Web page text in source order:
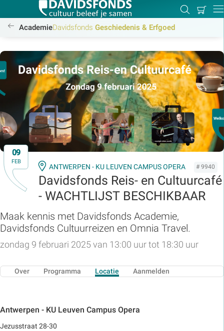
Zoeken
Mijn
/academie/geschiedenis-erfgoed/geschiedenis-erfgoed
AcademieDavidsfonds Geschiedenis & Erfgoed
09
FEB
ANTWERPEN - KU LEUVEN CAMPUS OPERA # 9940
Davidsfonds Reis- en Cultuurcafé
- WACHTLIJST BESCHIKBAAR
Maak kennis met Davidsfonds Academie,
Davidsfonds Cultuurreizen en Omnia Travel.
zondag 9 februari 2025 van 13:00 uur tot 18:30 uur
Over Programma Locatie Aanmelden
Antwerpen - KU Leuven Campus Opera
Jezusstraat 28-30
Zoek:
Zoeken